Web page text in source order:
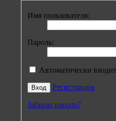
Имя пользователя:
Пароль:
Автоматически
Регистрация
Забыли пароль?